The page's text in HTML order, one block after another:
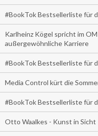
#BookTok Bestsellerliste für
Karlheinz Kögel spricht im
außergewöhnliche Karriere
#BookTok Bestsellerliste für
Media Control kürt die
#BookTok Bestsellerliste für
Otto Waalkes - Kunst in Sicht